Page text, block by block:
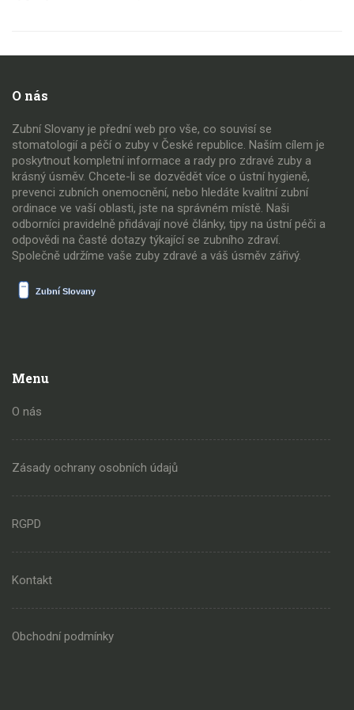
O nás
Zubní Slovany je přední web pro vše, co souvisí se
stomatologií a péčí o zuby v České republice. Naším cílem je
poskytnout kompletní informace a rady pro zdravé zuby a
krásný úsměv. Chcete-li se dozvědět více o ústní hygieně,
prevenci zubních onemocnění, nebo hledáte kvalitní zubní
ordinace ve vaší oblasti, jste na správném místě. Naši
odborníci pravidelně přidávají nové články, tipy na ústní péči a
odpovědi na časté dotazy týkající se zubního zdraví.
Společně udržíme vaše zuby zdravé a váš úsměv zářivý.
Menu
O nás
Zásady ochrany osobních údajů
RGPD
Kontakt
Obchodní podmínky